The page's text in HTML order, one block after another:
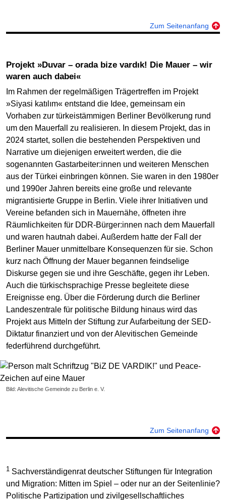
Zum Seitenanfang
Bild: Alevitische Gemeinde zu Berlin e. V.
Projekt »Duvar – orada bize vardık! Die Mauer – wir
waren auch dabei«
Im Rahmen der regelmäßigen Trägertreffen im Projekt
»Siyasi katılım« entstand die Idee, gemeinsam ein
Vorhaben zur türkeistämmigen Berliner Bevölkerung rund
um den Mauerfall zu realisieren. In diesem Projekt, das in
2024 startet, sollen die bestehenden Perspektiven und
Narrative um diejenigen erweitert werden, die die
sogenannten Gastarbeiter:innen und weiteren Menschen
aus der Türkei einbringen können. Sie waren in den 1980er
und 1990er Jahren bereits eine große und relevante
migrantisierte Gruppe in Berlin. Viele ihrer Initiativen und
Vereine befanden sich in Mauernähe, öffneten ihre
Räumlichkeiten für DDR-Bürger:innen nach dem Mauerfall
und waren hautnah dabei. Außerdem hatte der Fall der
Berliner Mauer unmittelbare Konsequenzen für sie. Schon
kurz nach Öffnung der Mauer begannen feindselige
Diskurse gegen sie und ihre Geschäfte, gegen ihr Leben.
Auch die türkischsprachige Presse begleitete diese
Ereignisse eng. Über die Förderung durch die Berliner
Landeszentrale für politische Bildung hinaus wird das
Projekt aus Mitteln der Stiftung zur Aufarbeitung der SED-
Diktatur finanziert und von der Alevitischen Gemeinde
federführend durchgeführt.
Zum Seitenanfang
1 Sachverständigenrat deutscher Stiftungen für Integration
und Migration: Mitten im Spiel – oder nur an der Seitenlinie?
Politische Partizipation und zivilgesellschaftliches